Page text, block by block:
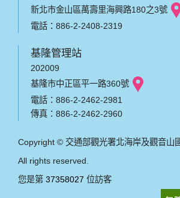
新北市金山區萬壽里海興路180之3號
電話：886-2-2408-2319
基隆管理站
202009
基隆市中正區平一路360號
電話：886-2-2462-2981
傳真：886-2-2462-2960
Copyright © 交通部觀光署北海岸及觀音山
All rights reserved.
您是第 37358027 位訪客